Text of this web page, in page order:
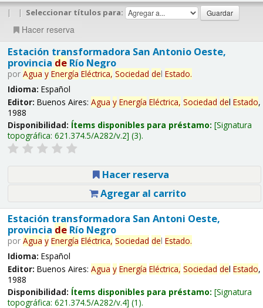
| | Seleccionar títulos para:
Hacer reserva
Estación transformadora San Antonio Oeste,
provincia deRío Negro
por Agua y Energía Eléctrica, Sociedad del Estado.
Idioma: Español
Editor: Buenos Aires: Agua y Energía Eléctrica, Sociedad del Estado,
1988
Disponibilidad: Ítems disponibles para préstamo: Signatura
topográfica: 621.374.5/A282/v.2 (3).
Hacer reserva
Agregar al carrito
Estación transformadora San Antoni Oeste,
provincia deRío Negro
por Agua y Energía Eléctrica, Sociedad del Estado.
Idioma: Español
Editor: Buenos Aires: Agua y Energía Eléctrica, Sociedad del Estado,
1988
Disponibilidad: Ítems disponibles para préstamo: Signatura
topográfica: 621.374.5/A282/v.4 (1).